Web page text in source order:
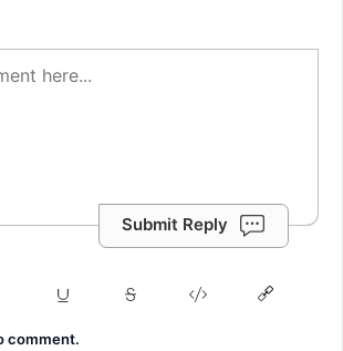
Submit Reply
comment.